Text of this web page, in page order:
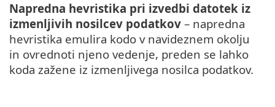
Napredna hevristika pri izvedbi datotek iz
izmenljivih nosilcev podatkov – napredna
hevristika emulira kodo v navideznem okolju
in ovrednoti njeno vedenje, preden se lahko
koda zažene iz izmenljivega nosilca podatkov.